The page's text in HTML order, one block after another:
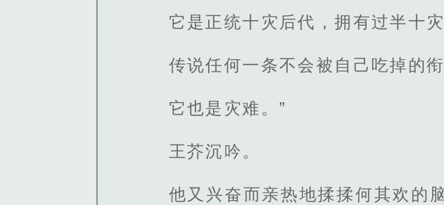
它是正统十灾后代，拥有过半十灾
传说任何一条不会被自己吃掉的
它也是灾难。”
王芥沉吟。
他又兴奋而亲热地揉揉何其欢的